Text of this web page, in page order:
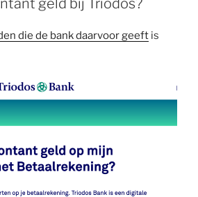
die de bank daarvoor geeft is